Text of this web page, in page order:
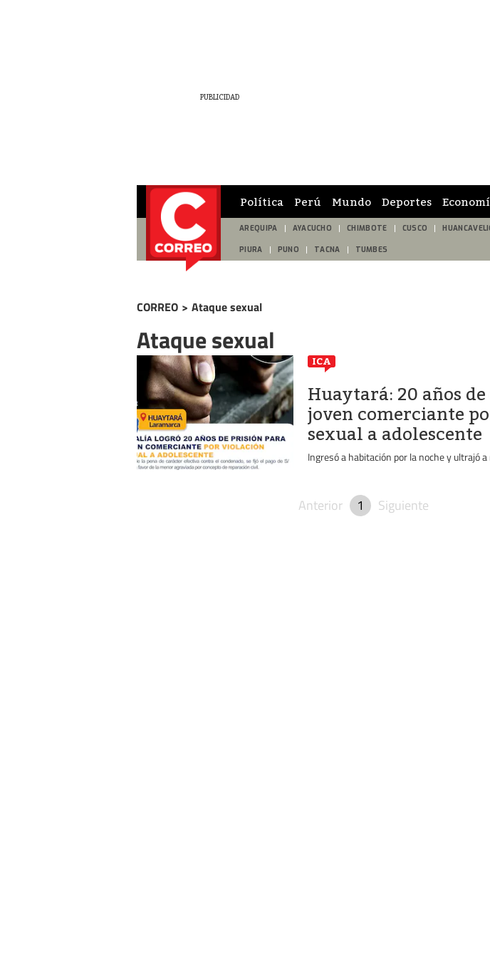
Política Perú Mundo Deportes
AREQUIPA AYACUCHO CHIMBOTE CUSCO
PIURA PUNO TACNA TUMBES
CORREO > Ataque sexual
Ataque sexual
ICA
Huaytará: 20 años
joven comerciante
sexual a adolescente
Ingresó a habitación por la noche y ultrajó
Anterior 1 Siguiente